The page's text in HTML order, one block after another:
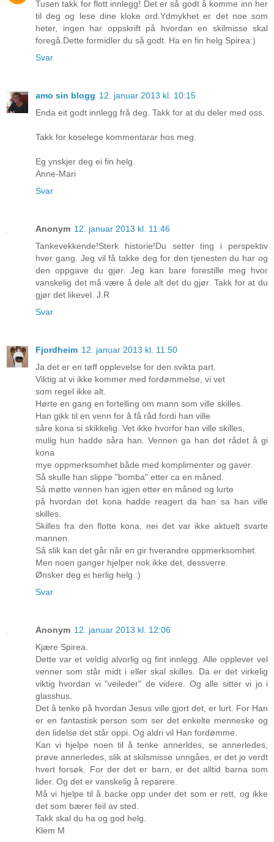
Tusen takk for flott innlegg! Det er så godt å komme inn her
til deg og lese dine kloke ord.Ydmykhet er det noe som
heter, ingen har oppskrift på hvordan en skilmisse skal
foregå.Dette formidler du så godt. Ha en fin helg Spirea:)
Svar
amo sin blogg 12. januar 2013 kl. 10:15
Enda eit godt innlegg frå deg. Takk for at du deler med oss.
Takk for koselege kommentarar hos meg.
Eg ynskjer deg ei fin helg.
Anne-Mari
Svar
Anonym 12. januar 2013 kl. 11:46
Tankevekkende!Sterk historie!Du setter ting i perspektiv
hver gang. Jeg vil få takke deg for den tjenesten du har og
den oppgave du gjør. Jeg kan bare forestille meg hvor
vanskelig det må være å dele alt det du gjør. Takk for at du
gjør det likevel. J.R
Svar
Fjordheim 12. januar 2013 kl. 11:50
Ja det er en tøff opplevelse for den svikta part.
Viktig at vi ikke kommer med fordømmelse, vi vet
som regel ikke alt.
Hørte en gang en fortelling om mann som ville skilles.
Han gikk til en venn for å få råd fordi han ville
såre kona si skikkelig. Vet ikke hvorfor han ville skilles,
mulig hun hadde såra han. Vennen ga han det rådet å gi
kona
mye oppmerksomhet både med komplimenter og gaver.
Så skulle han slippe "bomba" etter ca en måned.
Så møtte vennen han igjen etter en måned og lurte
på hvordan det kona hadde reagert da han sa han ville
skilles.
Skilles fra den flotte kona, nei det var ikke aktuelt svarte
mannen.
Så slik kan det går når en gir hverandre oppmerksomhet.
Men noen ganger hjelper nok ikke det, dessverre.
Ønsker deg ei herlig helg :)
Svar
Anonym 12. januar 2013 kl. 12:06
Kjære Spirea.
Dette var et veldig alvorlig og fint innlegg. Alle opplever vel
venner som står midt i eller skal skilles. Da er det virkelig
viktig hvordan vi "veileder" de videre. Og alle sitter vi jo i
glasshus.
Det å tenke på hvordan Jesus ville gjort det, er lurt. For Han
er en fantastisk person som ser det enkelte menneske og
den lidelse det står oppi. Og aldri vil Han fordømme.
Kan vi hjelpe noen til å tenke annerldes, se annerledes,
prøve annerledes, slik at skilsmisse unngåes, er det jo verdt
hvert forsøk. For der det er barn, er det alltid barna som
lider. Og det er vanskelig å reparere.
Må vi hjelpe til å backe opp under det som er rett, og ikke
det som bærer feil av sted.
Takk skal du ha og god helg.
Klem M